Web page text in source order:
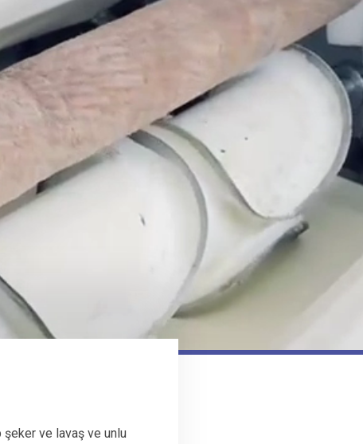
şeker ve lavaş ve unlu